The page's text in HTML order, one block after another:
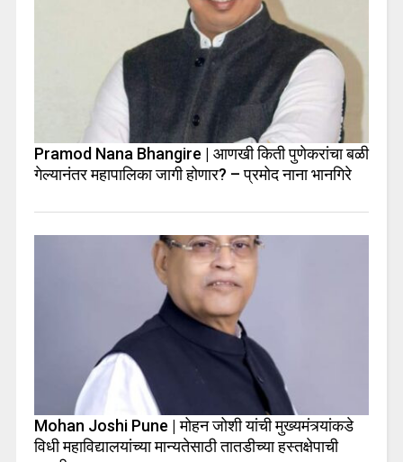
Pramod Nana Bhangire | आणखी किती पुणेकरांचा बळी
गेल्यानंतर महापालिका जागी होणार? – प्रमोद नाना भानगिरे
Mohan Joshi Pune | मोहन जोशी यांची मुख्यमंत्र्यांकडे
विधी महाविद्यालयांच्या मान्यतेसाठी तातडीच्या हस्तक्षेपाची